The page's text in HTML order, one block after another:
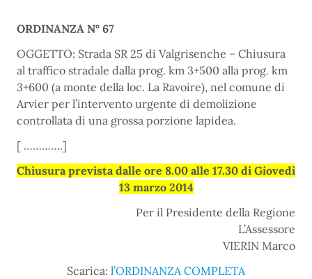
ORDINANZA N° 67
OGGETTO: Strada SR 25 di Valgrisenche – Chiusura
al traffico stradale dalla prog. km 3+500 alla prog. km
3+600 (a monte della loc. La Ravoire), nel comune di
Arvier per l’intervento urgente di demolizione
controllata di una grossa porzione lapidea.
[ ………….]
Chiusura prevista dalle ore 8.00 alle 17.30 di Giovedì
13 marzo 2014
Per il Presidente della Regione
L’Assessore
VIERIN Marco
Scarica: l’ORDINANZA COMPLETA